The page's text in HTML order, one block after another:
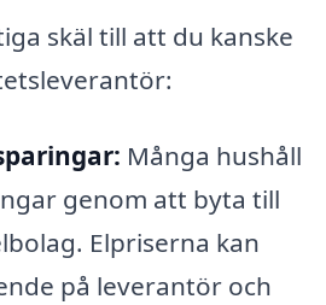
skäl till att du kanske
Många hushåll
genom att byta till
Elpriserna kan
på leverantör och